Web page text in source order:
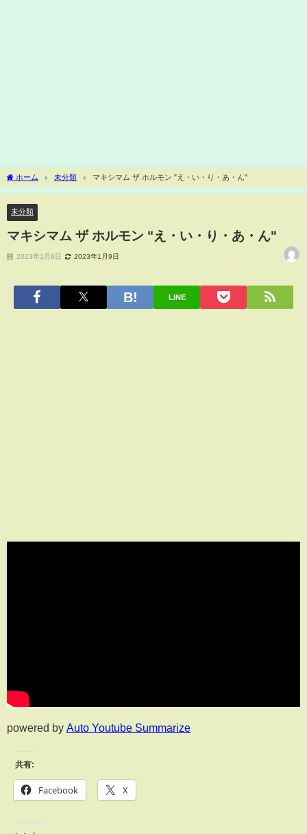
ホーム 未分類 マキシマム ザ ホルモン "え・い・り・あ・ん"
未分類
マキシマム ザ ホルモン "え・い・り・あ・ん"
2023年1月9日 2023年1月9日
LINE
powered by Auto Youtube Summarize
共有:
Facebook X